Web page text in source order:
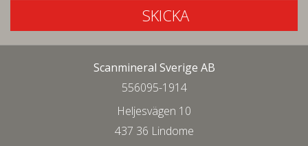
SKICKA
Scanmineral Sverige AB
556095-1914
Heljesvägen 10
437 36 Lindome